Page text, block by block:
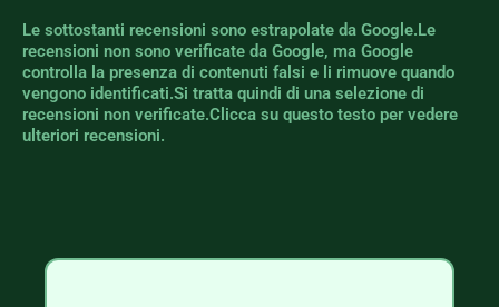
Le sottostanti recensioni sono estrapolate da Google.Le
recensioni non sono verificate da Google, ma Google
controlla la presenza di contenuti falsi e li rimuove quando
vengono identificati.Si tratta quindi di una selezione di
recensioni non verificate.Clicca su questo testo per vedere
ulteriori recensioni.